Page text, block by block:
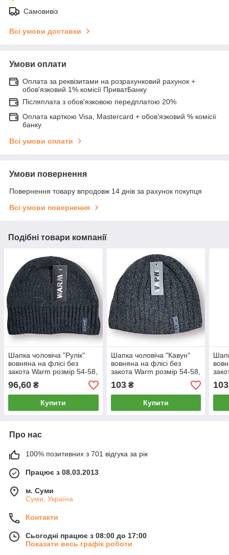
Самовивіз
Всі умови доставки
Умови оплати
Оплата за реквізитами на розрахунковий рахунок +
обов'язковий 1% комісії ПриватБанку
Післяплата з обов'язковою передплатою 20%
Оплата карткою Visa, Mastercard + обов'язковий % комісії
банку
Всі умови оплати
Умови повернення
Повернення товару впродовж 14 днів за рахунок покупця
Всі умови повернення
Подібні товари компанії
Шапка чоловіча "Рулік"
вовняна на флісі без
закота Warm розмір 54-58,
сіра, 020155
96,60 ₴
Купити
Шапка чоловіча "Кавун"
вовняна на флісі без
закота Warm розмір 54-58,
сіра, 020185
103₴
Купити
103
Про нас
100% позитивних з 701 відгука за рік
Працює з 08.03.2013
м. Суми
Суми, Україна
Контакти
Сьогодні працює з 08:00 до 17:00
Показати весь графік роботи